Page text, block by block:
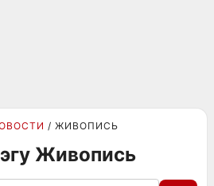
ЖИВОПИСЬ
Живопись